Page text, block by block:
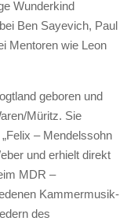
Wunderkind
Ben Sayevich, Paul
Mentoren wie Leon
geboren und
Müritz. Sie
– Mendelssohn
und erhielt direkt
MDR –
Kammermusik-
des